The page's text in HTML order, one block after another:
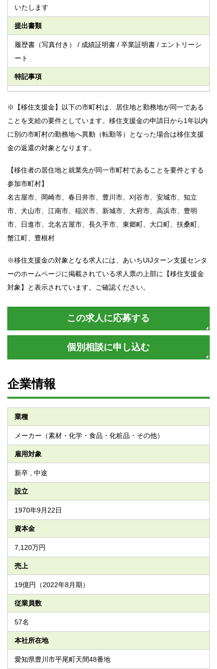
いたします
提出書類
履歴書（写真付き） / 成績証明書 / 卒業証明書 / エントリーシ
ート
特記事項
※【移住支援金】以下の市町村は、居住地と勤務地が同一である
ことを支給の要件としています。移住支援金の申請日から1年以内
に別の市町村の勤務地へ異動（転勤等）となった場合は移住支援
金の返還の対象となります。
【移住者の居住地と就業先が同一市町村であることを要件とする
参加市町村】
名古屋市、岡崎市、春日井市、豊川市、刈谷市、安城市、知立
市、犬山市、江南市、稲沢市、新城市、大府市、高浜市、豊明
市、日進市、北名古屋市、長久手市、東郷町、大口町、扶桑町、
蟹江町、豊根村
※移住支援金の対象となる求人には、あいちUIJターン支援センタ
ーのホームページに掲載されている求人票の上部に【移住支援金
対象】と表示されています。ご確認ください。
この求人に応募する
個別相談に申し込む
企業情報
業種
メーカー（素材・化学・食品・化粧品・その他）
雇用対象
新卒 , 中途
設立
1970年9月22日
資本金
7,120万円
売上
19億円（2022年8月期）
従業員数
57名
本社所在地
愛知県豊川市平尾町天間48番地